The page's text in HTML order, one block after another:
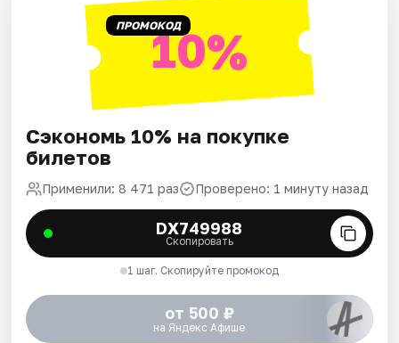
ПРОМОКОД10%
Сэкономь 10% на покупке
билетов
Применили: 8 471 раз Проверено: 1 минуту назад
DX749988
Скопировать
1 шаг. Скопируйте промокод
от 500 ₽
на Яндекс Афише